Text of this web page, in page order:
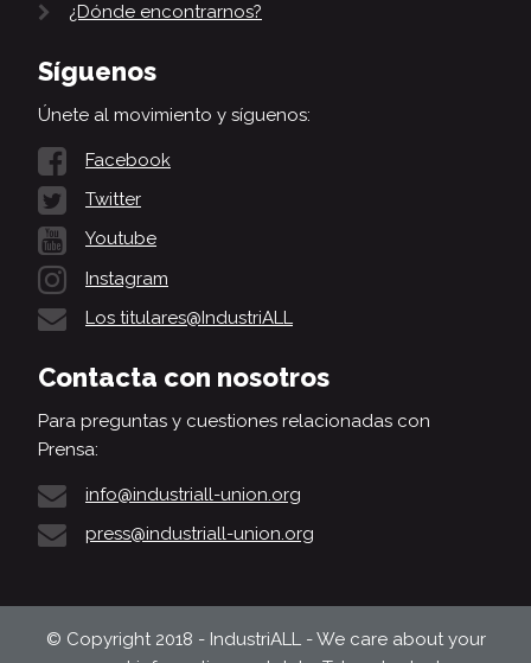
¿Dónde encontrarnos?
Síguenos
Únete al movimiento y síguenos:
Facebook
Twitter
Youtube
Instagram
Los titulares@IndustriALL
Contacta con nosotros
Para preguntas y cuestiones relacionadas con
Prensa:
info@industriall-union.org
press@industriall-union.org
© Copyright 2018 - IndustriALL - We care about your